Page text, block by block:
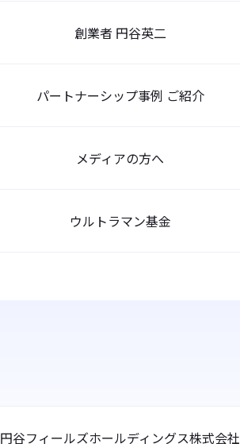
創業者 円谷英二
パートナーシップ事例 ご紹介
メディアの方へ
ウルトラマン基金
円谷フィールズホールディングス株式会社